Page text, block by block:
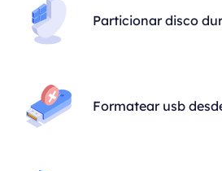
Particionar disco
Formatear usb